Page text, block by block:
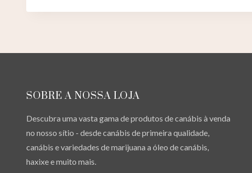
SOBRE A NOSSA LOJA
Descubra uma vasta gama de produtos de canábis à venda
no nosso sítio - desde canábis de primeira qualidade,
canábis e variedades de marijuana a óleo de canábis,
haxixe e muito mais.